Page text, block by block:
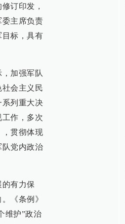
订印发，
委主席负责
目标，具有
加强军队
会主义民
系列重大决
作，多次
，贯彻体现
队党内政治
有力保
《条例》
维护”政治